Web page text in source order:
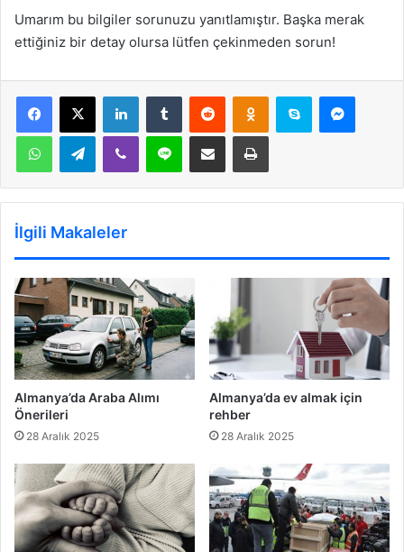
Umarım bu bilgiler sorunuzu yanıtlamıştır. Başka merak
ettiğiniz bir detay olursa lütfen çekinmeden sorun!
LinkedInTumblr Reddit Odnoklassniki
Skype
WhatsAppTelegramViber Line E-Posta ile paylaş Yazdır
İlgili Makaleler
Almanya’da Araba Alımı
Önerileri
28 Aralık 2025
Almanya’da ev almak için
rehber
28 Aralık 2025